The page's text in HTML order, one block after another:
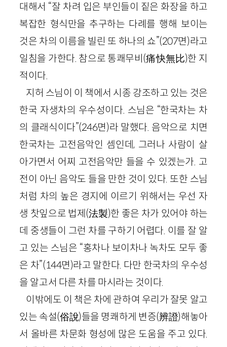
대해서 “잘 차려 입은 부인들이 짙은 화장을 하고
복잡한 형식만을 추구하는 다례를 행해 보이는
것은 차의 이름을 빌린 또 하나의 쇼”(207면)라고
일침을 가한다. 참으로 통쾌무비(痛快無比)한 지
적이다.
지허 스님이 이 책에서 시종 강조하고 있는 것은
한국 자생차의 우수성이다. 스님은 “한국차는 차
의 클래식이다”(246면)라 말했다. 음악으로 치면
한국차는 고전음악인 셈인데, 그러나 사람이 살
아가면서 어찌 고전음악만 들을 수 있겠는가. 고
전이 아닌 음악도 들을 만한 것이 있다. 또한 스님
처럼 차의 높은 경지에 이르기 위해서는 우선 자
생 찻잎으로 법제(法製)한 좋은 차가 있어야 하는
데 중생들이 그런 차를 구하기 어렵다. 이를 잘 알
고 있는 스님은 “홍차나 보이차나 녹차도 모두 좋
은 차”(144면)라고 말한다. 다만 한국차의 우수성
을 알고서 다른 차를 마시라는 것이다.
이밖에도 이 책은 차에 관하여 우리가 잘못 알고
있는 속설(俗說)들을 명쾌하게 변증(辨證)해놓아
서 올바른 차문화 형성에 많은 도움을 주고 있다.